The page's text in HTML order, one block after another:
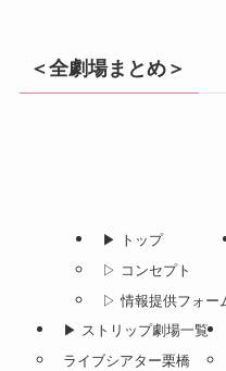
＜全劇場まとめ＞
▶︎ トップ
▷ コンセプト
▷ 情報提供フォー
▶︎ ストリップ劇場一覧
ライブシアター栗橋